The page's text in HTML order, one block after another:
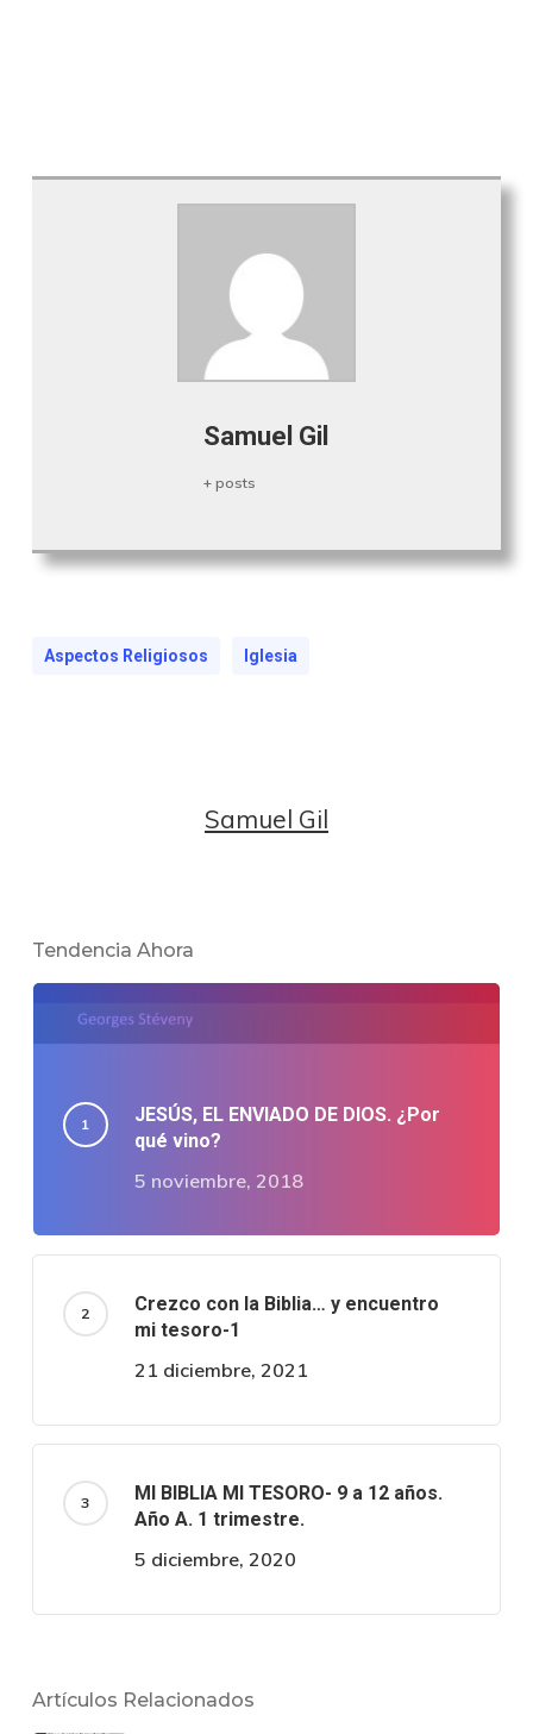
Samuel Gil
+ posts
Aspectos Religiosos Iglesia
Samuel Gil
Tendencia Ahora
JESÚS, EL ENVIADO DE DIOS. ¿Por
qué vino?
5 noviembre, 2018
Crezco con la Biblia… y encuentro
mi tesoro-1
21 diciembre, 2021
MI BIBLIA MI TESORO- 9 a 12 años.
Año A. 1 trimestre.
5 diciembre, 2020
Artículos Relacionados